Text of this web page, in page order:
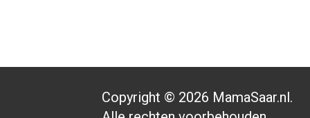
Copyright © 2026 MamaSaar.nl.